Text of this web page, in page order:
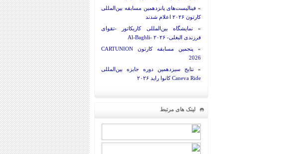
» فینالیست‌های پانزدهمین مسابقه بین‌المللی
کارتون ۲۰۲۶ اعلام شدند
» نمایشگاه بین‌المللی کاریکاتور -تقوای
فرزندی البغلی- Al-Baghli- ۲۰۲۶
»
پنجمین مسابقه کارتون CARTUNION
2026
» نتایج سیزدهمین دوره جایزه بین‌المللی
Caneva Ride کانوا راید ۲۰۲۶
لینک های مرتبط